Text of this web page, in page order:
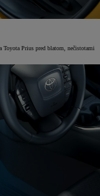
Prius pred blatom, nečistotami